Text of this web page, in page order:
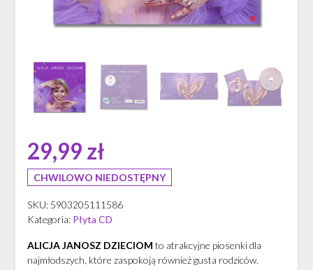
29,99 zł
CHWILOWO NIEDOSTĘPNY
SKU: 5903205111586
Kategoria: Płyta CD
ALICJA JANOSZ DZIECIOM to atrakcyjne piosenki dla
najmłodszych, które zaspokoją również gusta rodziców.